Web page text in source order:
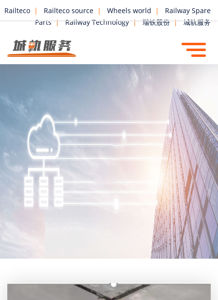
Railteco | Railteco source | Wheels world |
Railway Spare
Parts | Railway Technology | 瑞铁股份 | 城轨服务